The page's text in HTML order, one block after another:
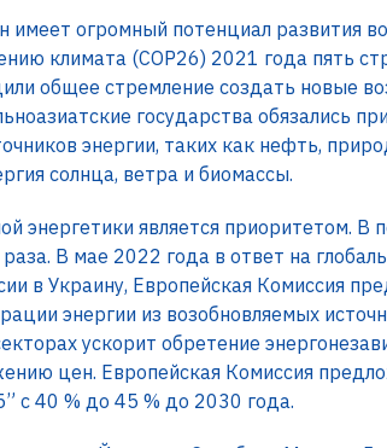
имеет огромный потенциал развития
климата (COP26) 2021 года пять
общее стремление создать новые
государства обязались
энергии, таких как нефть,
солнца, ветра и биомассы.
энергетики является приоритетом.
В мае 2022 года в ответ на
в Украину, Европейская Комиссия
энергии из возобновляемых
ускорит обретение
цен. Европейская Комиссия
с 40 % до 45 % до 2030 года.